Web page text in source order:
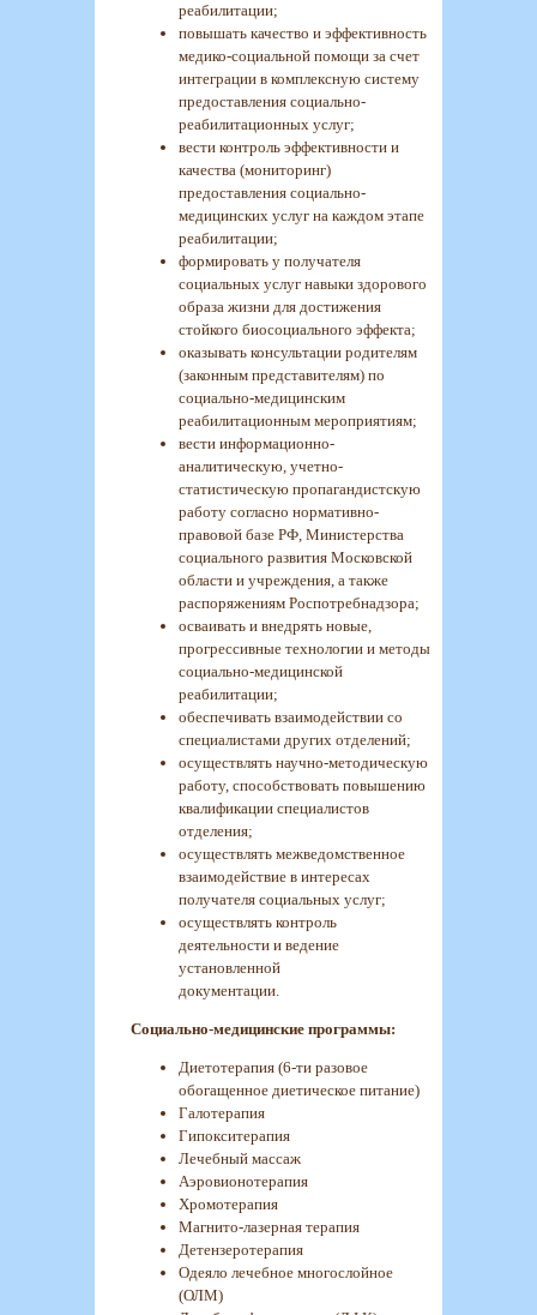
реабилитации;
повышать качество и эффективность
медико-социальной помощи за счет
интеграции в комплексную систему
предоставления социально-
реабилитационных услуг;
вести контроль эффективности и
качества (мониторинг)
предоставления социально-
медицинских услуг на каждом этапе
реабилитации;
формировать у получателя
социальных услуг навыки здорового
образа жизни для достижения
стойкого биосоциального эффекта;
оказывать консультации родителям
(законным представителям) по
социально-медицинским
реабилитационным мероприятиям;
вести информационно-
аналитическую, учетно-
статистическую пропагандистскую
работу согласно нормативно-
правовой базе РФ, Министерства
социального развития Московской
области и учреждения, а также
распоряжениям Роспотребнадзора;
осваивать и внедрять новые,
прогрессивные технологии и методы
социально-медицинской
реабилитации;
обеспечивать взаимодействии со
специалистами других отделений;
осуществлять научно-методическую
работу, способствовать повышению
квалификации специалистов
отделения;
осуществлять межведомственное
взаимодействие в интересах
получателя социальных услуг;
осуществлять контроль
деятельности и ведение
установленной
документации.
Социально-медицинские программы:
Диетотерапия (6-ти разовое
обогащенное диетическое питание)
Галотерапия
Гипокситерапия
Лечебный массаж
Аэровионотерапия
Хромотерапия
Магнито-лазерная терапия
Детензеротерапия
Одеяло лечебное многослойное
(ОЛМ)